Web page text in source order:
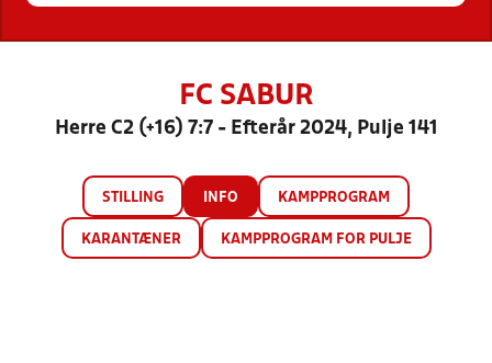
FC SABUR
Herre C2 (+16) 7:7 - Efterår 2024, Pulje 141
STILLING INFO KAMPPROGRAM
KARANTÆNER KAMPPROGRAM FOR PULJE